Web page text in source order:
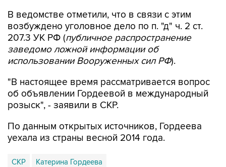
В ведомстве отметили, что в связи с этим
возбуждено уголовное дело по п. "д" ч. 2 ст.
207.3 УК РФ (публичное распространение
заведомо ложной информации об
использовании Вооруженных сил РФ).
"В настоящее время рассматривается вопрос
об объявлении Гордеевой в международный
розыск", - заявили в СКР.
По данным открытых источников, Гордеева
уехала из страны весной 2014 года.
СКР Катерина Гордеева